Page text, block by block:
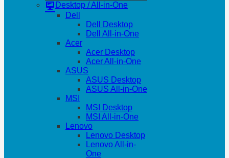
Desktop / All-in-One
Dell
Dell Desktop
Dell All-in-One
Acer
Acer Desktop
Acer All-in-One
ASUS
ASUS Desktop
ASUS All-in-One
MSI
MSI Desktop
MSI All-in-One
Lenovo
Lenovo Desktop
Lenovo All-in-
One